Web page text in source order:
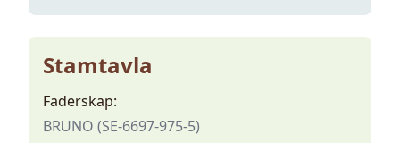
Stamtavla
Faderskap:
BRUNO (SE-6697-975-5)